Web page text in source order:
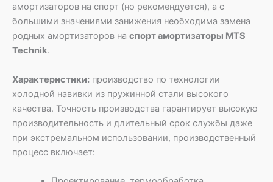
амортизаторов на спорт (но рекомендуется), а с
большими значениями занижения необходима замена
родных амортизаторов на спорт амортизаторы MTS
Technik.
Характеристики: производство по технологии
холодной навивки из пружинной стали высокого
качества. Точность производства гарантирует высокую
производительность и длительный срок службы даже
при экстремальном использовании, производственный
процесс включает: